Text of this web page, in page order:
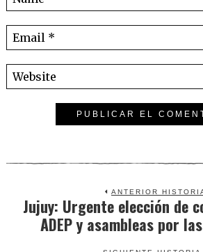
ANTERIOR
Previous
post:
Jujuy: Urgente elección de
ADEP y asambleas por